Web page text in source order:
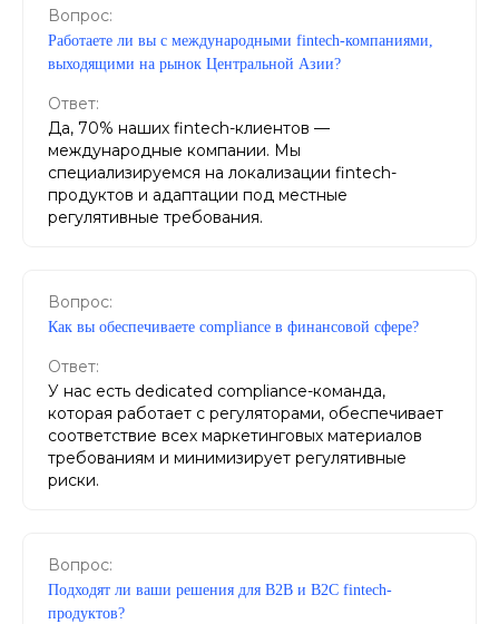
Вопрос:
Работаете ли вы с международными fintech-компаниями,
выходящими на рынок Центральной Азии?
Ответ:
Да, 70% наших fintech-клиентов —
международные компании. Мы
специализируемся на локализации fintech-
продуктов и адаптации под местные
регулятивные требования.
Вопрос:
Как вы обеспечиваете compliance в финансовой сфере?
Ответ:
У нас есть dedicated compliance-команда,
которая работает с регуляторами, обеспечивает
соответствие всех маркетинговых материалов
требованиям и минимизирует регулятивные
риски.
Вопрос:
Подходят ли ваши решения для B2B и B2C fintech-
продуктов?